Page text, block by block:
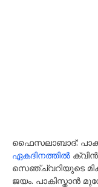
ഫൈസലാബാദ്:
ഏകദിനത്തിൽ
സെഞ്ച്വറിയുടെ
ജയം. പാകിസ്താൻ